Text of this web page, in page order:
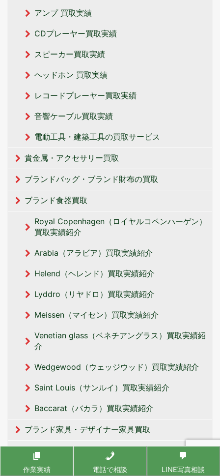
アンプ 買取実績
CDプレーヤー買取実績
スピーカー買取実績
ヘッドホン 買取実績
レコードプレーヤー買取実績
音響ケーブル買取実績
電動工具・建築工具の買取サービス
貴金属・アクセサリー買取
ブランドバッグ・ブランド財布の買取
ブランド食器買取
Royal Copenhagen（ロイヤルコペンハーゲン）
買取実績紹介
Arabia（アラビア）買取実績紹介
Helend（ヘレンド）買取実績紹介
Lyddro（リヤドロ）買取実績紹介
Meissen（マイセン）買取実績紹介
Venetian glass（ベネチアングラス）買取実績紹
介
Wedgewood（ウェッジウッド）買取実績紹介
Saint Louis（サンルイ）買取実績紹介
Baccarat（バカラ）買取実績紹介
ブランド家具・デザイナー家具買取
デザイナーズ家具・インテリア
ハーマンミラー（Herman Miller）買取
作業実績 電話で相談 LINE写真相談